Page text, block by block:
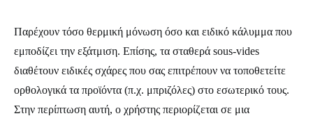
Παρέχουν τόσο θερμική μόνωση όσο και ειδικό κάλυμμα που
εμποδίζει την εξάτμιση. Επίσης, τα σταθερά sous-vides
διαθέτουν ειδικές σχάρες που σας επιτρέπουν να τοποθετείτε
ορθολογικά τα προϊόντα (π.χ. μπριζόλες) στο εσωτερικό τους.
Στην περίπτωση αυτή, ο χρήστης περιορίζεται σε μια